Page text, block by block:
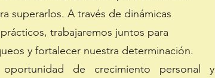
superarlos. A través de dinámicas
trabajaremos juntos para
y fortalecer nuestra determinación.
de crecimiento personal y